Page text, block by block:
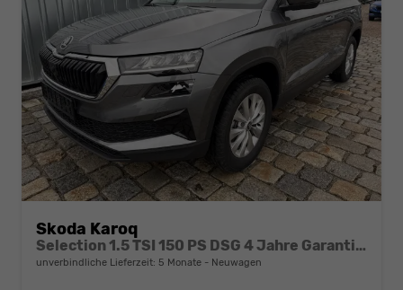
Skoda Karoq
Selection 1.5 TSI 150 PS DSG 4 Jahre Garantie-Anhängerkupplung-Keyless Start-AppleCarPlay-AndroidAuto-Sunset-Tempomat-2-Zonen-Klima-16''Alu
unverbindliche Lieferzeit: 5 Monate Neuwagen